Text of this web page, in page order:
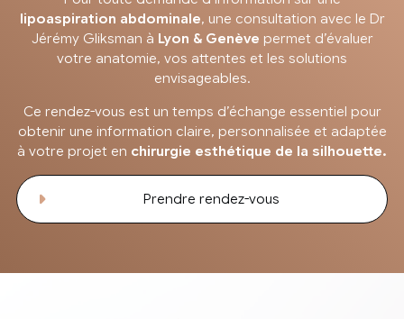
lipoaspiration abdominale, une consultation avec le Dr
Jérémy Gliksman à Lyon & Genève permet d’évaluer
votre anatomie, vos attentes et les solutions
envisageables.
Ce rendez-vous est un temps d’échange essentiel pour
obtenir une information claire, personnalisée et adaptée
à votre projet en chirurgie esthétique de la silhouette.
Prendre rendez-vous